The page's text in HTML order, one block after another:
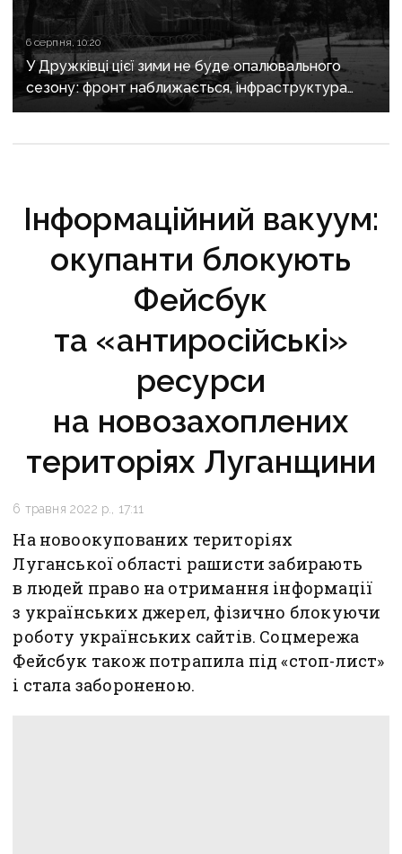
6 серпня, 10:20
У Дружківці цієї зими не буде опалювального
сезону: фронт наближається, інфраструктура
критично зруйнована
Інформаційний вакуум:
окупанти блокують
Фейсбук
та «антиросійські»
ресурси
на новозахоплених
територіях Луганщини
6 травня 2022 р., 17:11
На новоокупованих територіях
Луганської області рашисти забирають
в людей право на отримання інформації
з українських джерел, фізично блокуючи
роботу українських сайтів. Соцмережа
Фейсбук також потрапила під «стоп-лист»
і стала забороненою.